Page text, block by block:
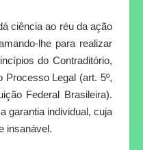
ciência ao réu da ação
lhe para realizar
do Contraditório,
Legal (art. 5º,
Federal Brasileira).
garantia individual, cuja
insanável.